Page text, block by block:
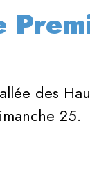
des
25.